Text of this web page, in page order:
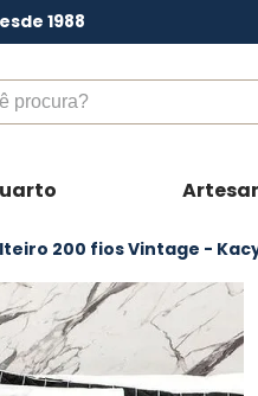
1988
200 fios Vintage -